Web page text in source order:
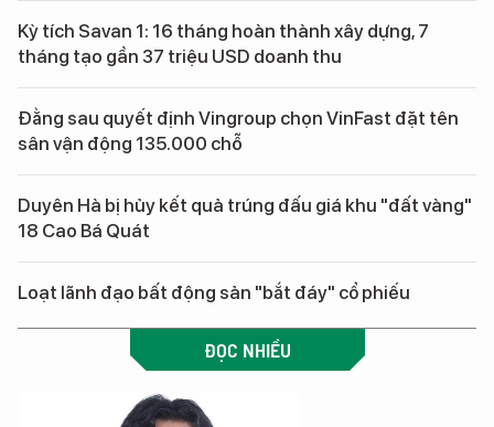
Kỳ tích Savan 1: 16 tháng hoàn thành xây dựng, 7
tháng tạo gần 37 triệu USD doanh thu
Đằng sau quyết định Vingroup chọn VinFast đặt tên
sân vận động 135.000 chỗ
Duyên Hà bị hủy kết quả trúng đấu giá khu "đất vàng"
18 Cao Bá Quát
Loạt lãnh đạo bất động sản "bắt đáy" cổ phiếu
ĐỌC NHIỀU